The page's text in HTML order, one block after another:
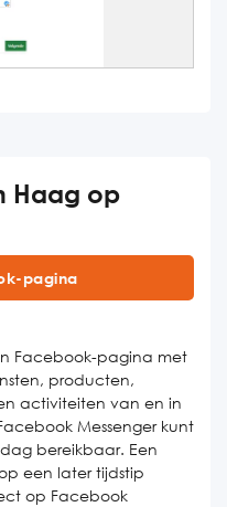
Haag op
pagina
Facebook-pagina met
producten,
activiteiten van en in
Messenger kunt
bereikbaar. Een
een later tijdstip
op Facebook